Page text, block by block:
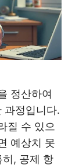
정산하여
과정입니다.
질 수 있으
예상치 못
, 공제 항